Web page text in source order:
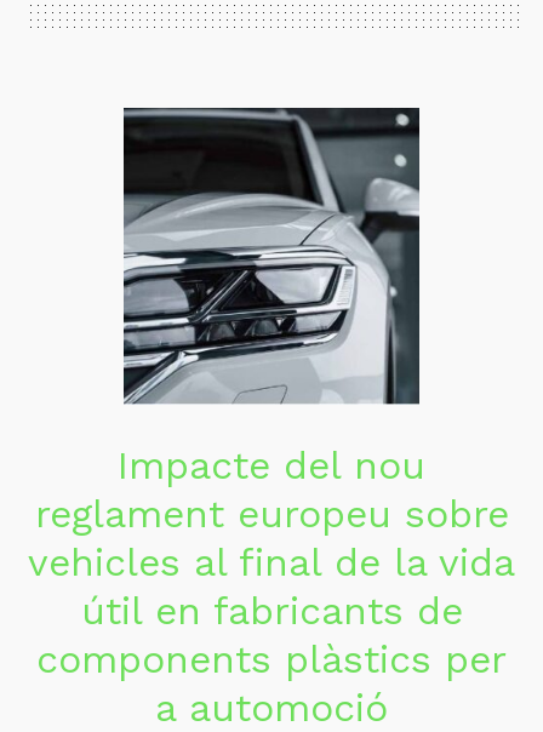
Impacte del nou
reglament europeu sobre
vehicles al final de la vida
útil en fabricants de
components plàstics per
a automoció